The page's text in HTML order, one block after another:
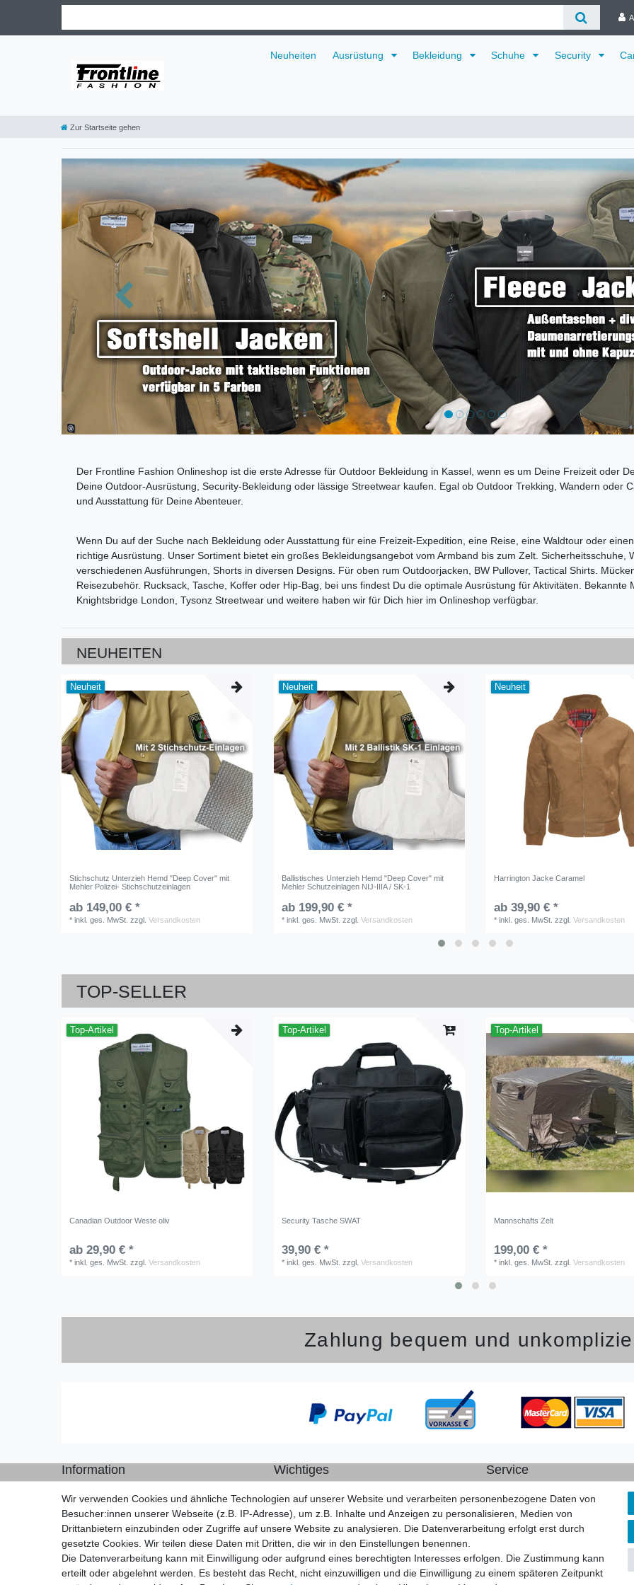
Neuheiten Ausrüstung Bekleidung Schuhe Security
Zur Startseite gehen
Der Frontline Fashion Onlineshop ist die erste Adresse für Outdoor Bekleidung in Kassel, wenn es um Deine Freizeit oder
Deine Outdoor-Ausrüstung, Security-Bekleidung oder lässige Streetwear kaufen. Egal ob Outdoor Trekking, Wandern oder
und Ausstattung für Deine Abenteuer.
Wenn Du auf der Suche nach Bekleidung oder Ausstattung für eine Freizeit-Expedition, eine Reise, eine Waldtour oder
richtige Ausrüstung. Unser Sortiment bietet ein großes Bekleidungsangebot vom Armband bis zum Zelt. Sicherheitsschuhe,
verschiedenen Ausführungen, Shorts in diversen Designs. Für oben rum Outdoorjacken, BW Pullover, Tactical Shirts.
Reisezubehör. Rucksack, Tasche, Koffer oder Hip-Bag, bei uns findest Du die optimale Ausrüstung für Aktivitäten.
Knightsbridge London, Tysonz Streetwear und weitere haben wir für Dich hier im Onlineshop verfügbar.
NEUHEITEN
Neuheit
Stichschutz Unterzieh Hemd "Deep Cover" mit
Mehler Polizei- Stichschutzeinlagen
ab 149,00 € *
*inkl. ges. MwSt. zzgl.Versandkosten
Neuheit
Ballistisches Unterzieh Hemd "Deep Cover" mit
Mehler Schutzeinlagen NIJ-IIIA / SK-1
ab 199,90 € *
*inkl. ges. MwSt. zzgl.Versandkosten
Neuheit
Harrington Jacke Caramel
ab 39,90 € *
*inkl. ges. MwSt. zzgl.Versandkosten
TOP-SELLER
Top-Artikel
Canadian Outdoor Weste oliv
ab 29,90 € *
*inkl. ges. MwSt. zzgl.Versandkosten
Top-Artikel
Security Tasche SWAT
39,90 € *
*inkl. ges. MwSt. zzgl.Versandkosten
Top-Artikel
Mannschafts Zelt
199,00 € *
*inkl. ges. MwSt. zzgl.Versandkosten
Zahlung bequem und
Information
Kostenloser Versand ab 40 €
Lieferung an Paketstation
14 Tage Rückgaberecht
Wichtiges
Impressum
Kontakt
AGB
Service
Widerrufsrecht
Vertrag widerrufen
Rücksendung
Wir verwenden Cookies und ähnliche Technologien auf unserer Website und verarbeiten personenbezogene Daten von
Besucher:innen unserer Webseite (z.B. IP-Adresse), um z.B. Inhalte und Anzeigen zu personalisieren, Medien von
Drittanbietern einzubinden oder Zugriffe auf unsere Website zu analysieren. Die Datenverarbeitung erfolgt erst durch
gesetzte Cookies. Wir teilen diese Daten mit Dritten, die wir in den Einstellungen benennen.
Die Datenverarbeitung kann mit Einwilligung oder aufgrund eines berechtigten Interesses erfolgen. Die Zustimmung kann
erteilt oder abgelehnt werden. Es besteht das Recht, nicht einzuwilligen und die Einwilligung zu einem späteren Zeitpunkt